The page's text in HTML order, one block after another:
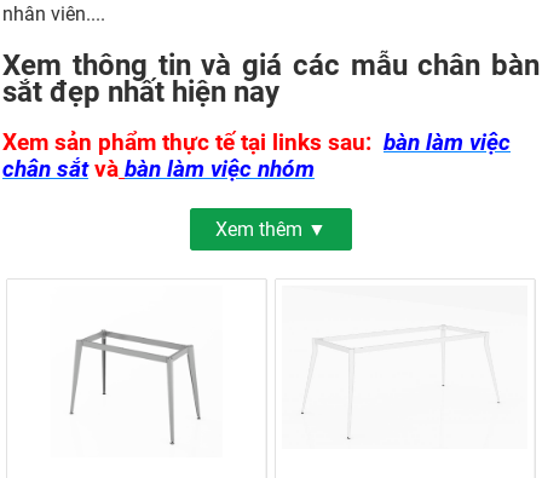
nhân viên....
Xem thông tin và giá các mẫu chân bàn
sắt đẹp nhất hiện nay
Xem sản phẩm thực tế tại links sau: bàn làm việc
chân sắtvà bàn làm việc nhóm
Xưởng sản xuất chân sắt, khung sắt
cao nhờ vào tính tiện lợi và độ bền của sản phẩm. Chân sắt,
khung sắt còn có ưu điểm là dễ lắp ráp và có độ bền cao, tiết
kiệm chi phí. Nếu bạn đang cần tìm một xưởng sản xuất chân
sắt, khung sắt uy tín thì cùng tham khảo ngay Nội thất Hòa
Phát, một gợi ý tuyệt vời để bạn sở hữu những sản phẩm nội
Xem thêm ▼